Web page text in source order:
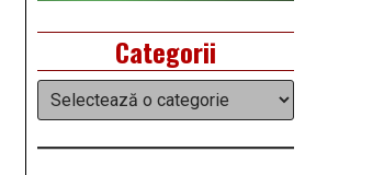
Categorii
Categorii